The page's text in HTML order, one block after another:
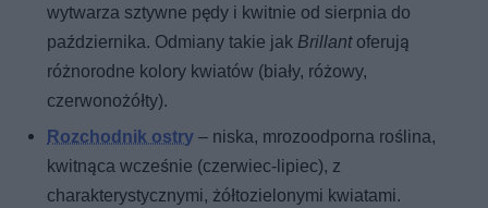
wytwarza sztywne pędy i kwitnie od sierpnia do
października. Odmiany takie jak Brillantoferują
różnorodne kolory kwiatów (biały, różowy,
czerwonożółty).
Rozchodnik ostry – niska, mrozoodporna roślina,
kwitnąca wcześnie (czerwiec-lipiec), z
charakterystycznymi, żółtozielonymi kwiatami.